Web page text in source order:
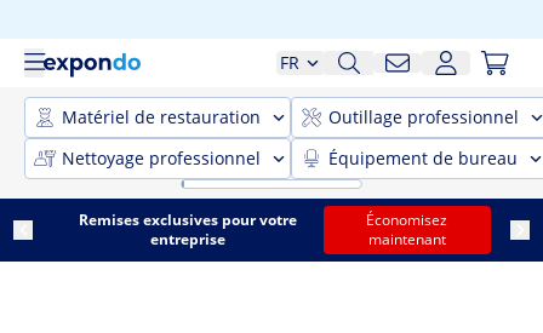
FR
Matériel de restauration
Outillage professionnel
Nettoyage professionnel
Équipement de bureau
Remises exclusives pour votre
entreprise
Économisez
maintenant